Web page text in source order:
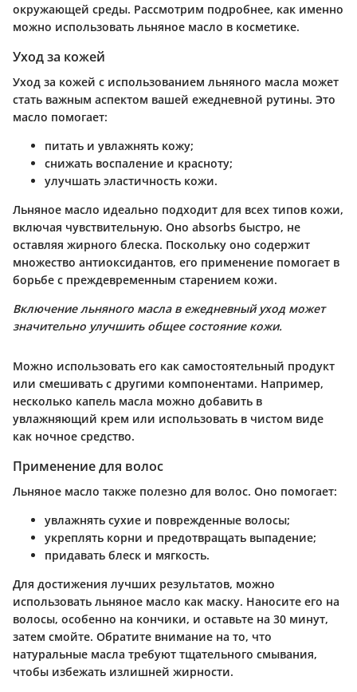
окружающей среды. Рассмотрим подробнее, как именно
можно использовать льняное масло в косметике.
Уход за кожей
Уход за кожей с использованием льняного масла может
стать важным аспектом вашей ежедневной рутины. Это
масло помогает:
питать и увлажнять кожу;
снижать воспаление и красноту;
улучшать эластичность кожи.
Льняное масло идеально подходит для всех типов кожи,
включая чувствительную. Оно absorbs быстро, не
оставляя жирного блеска. Поскольку оно содержит
множество антиоксидантов, его применение помогает в
борьбе с преждевременным старением кожи.
Включение льняного масла в ежедневный уход может
значительно улучшить общее состояние кожи.
Можно использовать его как самостоятельный продукт
или смешивать с другими компонентами. Например,
несколько капель масла можно добавить в
увлажняющий крем или использовать в чистом виде
как ночное средство.
Применение для волос
Льняное масло также полезно для волос. Оно помогает:
увлажнять сухие и поврежденные волосы;
укреплять корни и предотвращать выпадение;
придавать блеск и мягкость.
Для достижения лучших результатов, можно
использовать льняное масло как маску. Наносите его на
волосы, особенно на кончики, и оставьте на 30 минут,
затем смойте. Обратите внимание на то, что
натуральные масла требуют тщательного смывания,
чтобы избежать излишней жирности.